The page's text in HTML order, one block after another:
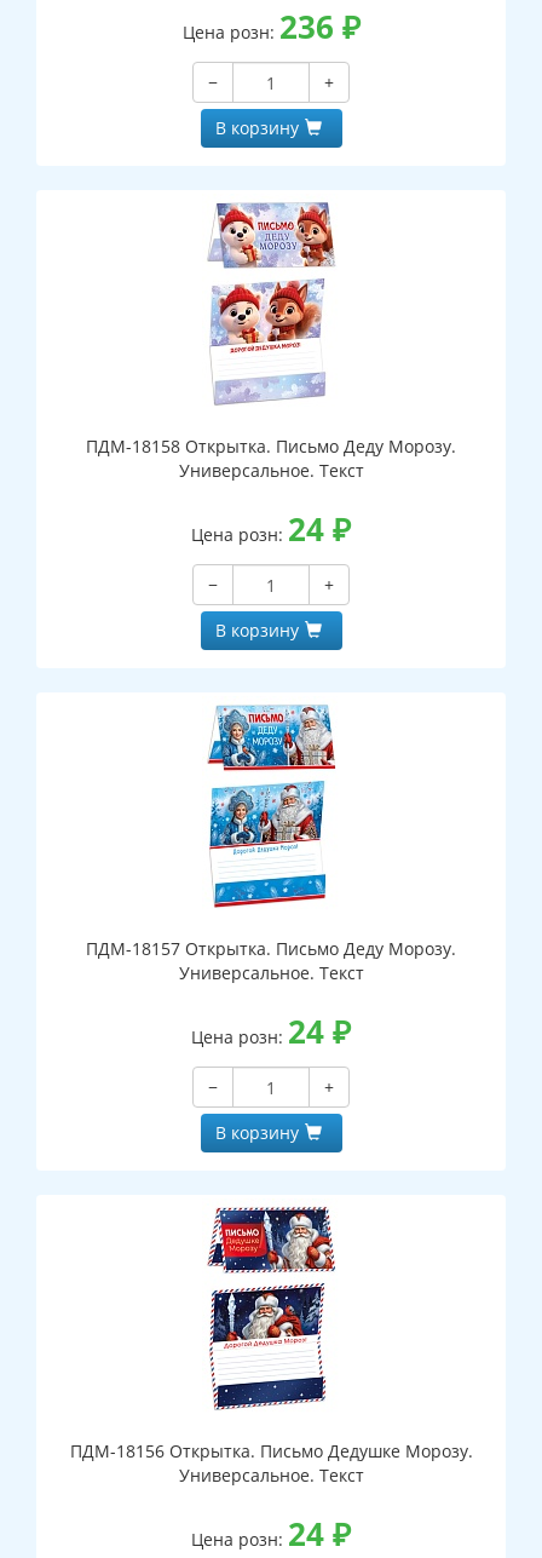
Цена розн: 236 ₽
−
+
В корзину
ПДМ-18158 Открытка. Письмо Деду Морозу.
Универсальное. Текст
Цена розн: 24₽
−
+
В корзину
ПДМ-18157 Открытка. Письмо Деду Морозу.
Универсальное. Текст
Цена розн: 24₽
−
+
В корзину
ПДМ-18156 Открытка. Письмо Дедушке Морозу.
Универсальное. Текст
Цена розн: 24₽